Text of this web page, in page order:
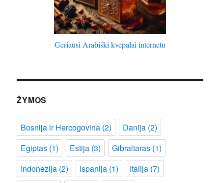
Geriausi Arabiški kvepalai internetu
ŽYMOS
Bosnija ir Hercogovina (2) Danija (2)
Egiptas (1) Estija (3) Gibraltaras (1)
Indonezija (2) Ispanija (1) Italija (7)